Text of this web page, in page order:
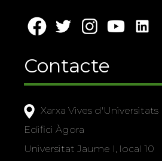
Contacte
Xarxa Vives d'Universitats
Edifici Àgora
Universitat Jaume I, local 10